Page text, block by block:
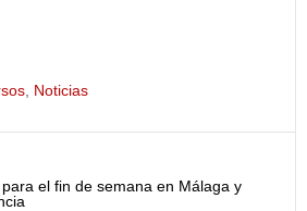
Noticias
el fin de semana en Málaga y